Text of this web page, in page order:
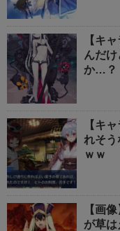
【キ
んだ
か…？
【キ
れそ
ｗｗ
【画
が草は